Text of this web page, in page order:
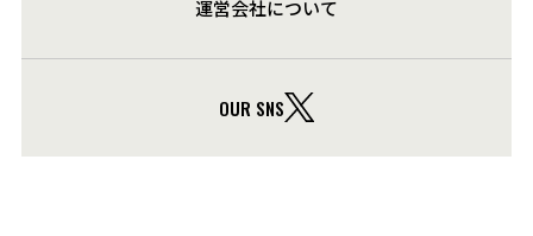
運営会社について
OUR SNS